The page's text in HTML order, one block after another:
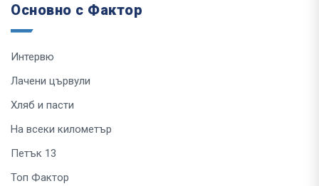
Основно с Фактор
Интервю
Лачени цървули
Хляб и пасти
На всеки километър
Петък 13
Топ Фактор